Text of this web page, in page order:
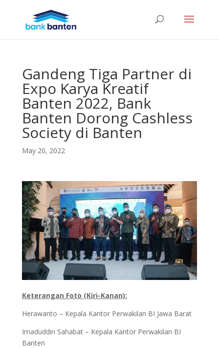
Gandeng Tiga Partner di
Expo Karya Kreatif
Banten 2022, Bank
Banten Dorong Cashless
Society di Banten
May 20, 2022
Keterangan Foto (Kiri-Kanan):
Herawanto – Kepala Kantor Perwakilan BI Jawa Barat
Imaduddin Sahabat – Kepala Kantor Perwakilan BI
Banten